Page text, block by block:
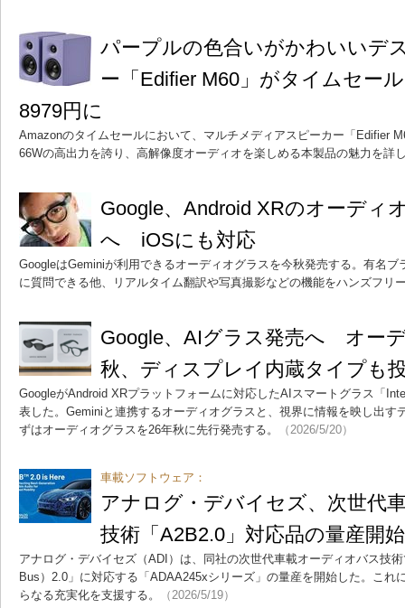
パープルの色合いがかわいいデ
ー「Edifier M60」がタイムセー
8979円に
Amazonのタイムセールにおいて、マルチメディアスピーカー「Edifier
66Wの高出力を誇り、高解像度オーディオを楽しめる本製品の魅力を詳
Google、Android XRのオーディ
へ iOSにも対応
GoogleはGeminiが利用できるオーディオグラスを今秋発売する。有名
に質問できる他、リアルタイム翻訳や写真撮影などの機能をハンズフリ
Google、AIグラス発売へ オー
秋、ディスプレイ内蔵タイプも
GoogleがAndroid XRプラットフォームに対応したAIスマートグラス「
表した。Geminiと連携するオーディオグラスと、視界に情報を映し出す
ずはオーディオグラスを26年秋に先行発売する。
（2026/5/20）
車載ソフトウェア：
アナログ・デバイセズ、次世代
技術「A2B2.0」対応品の量産開始
アナログ・デバイセズ（ADI）は、同社の次世代車載オーディオバス技
Bus）2.0」に対応する「ADAA245xシリーズ」の量産を開始した。これ
らなる充実化を支援する。
（2026/5/19）